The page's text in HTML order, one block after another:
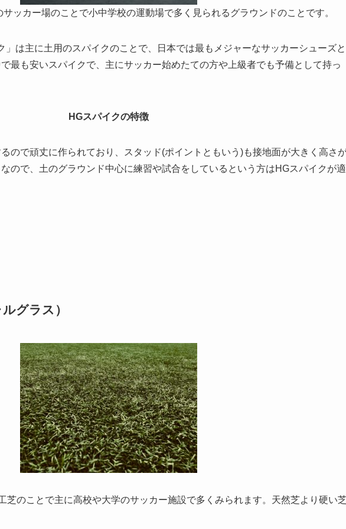
ッカー場のことで小中学校の運動場で多く見られるグラウンドのことです。
」は主に土用のスパイクのこと で、日本では最もメジャーなサッカーシューズと
最も安いスパイクで、主にサッカー始めたての方や上級者でも予備として持っ
HGスパイクの特徴
ので頑丈に作られており
、スタッド(ポイントともいう)も接地面が大きく高さ
ので、土のグラウンド中心に練習や試合をしているという方はHGスパイクが適
グラス）
芝のことで主に高校や大学のサッカー施設で多くみられます。天然芝より硬い